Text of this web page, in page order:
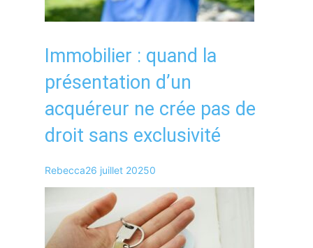
Immobilier : quand la
présentation d’un
acquéreur ne crée pas de
droit sans exclusivité
Rebecca26 juillet 20250